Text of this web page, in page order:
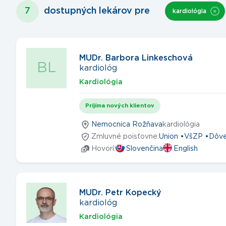
7 dostupných lekárov pre kardiológia
BL
MUDr. Barbora Linkeschová
kardiológ
Kardiológia
Prijíma nových klientov
Nemocnica Rožňava kardiológia
Zmluvné poisťovne:Union VšZP
Hovorí:
Slovenčina English
MUDr. Petr Kopecký
kardiológ
Kardiológia